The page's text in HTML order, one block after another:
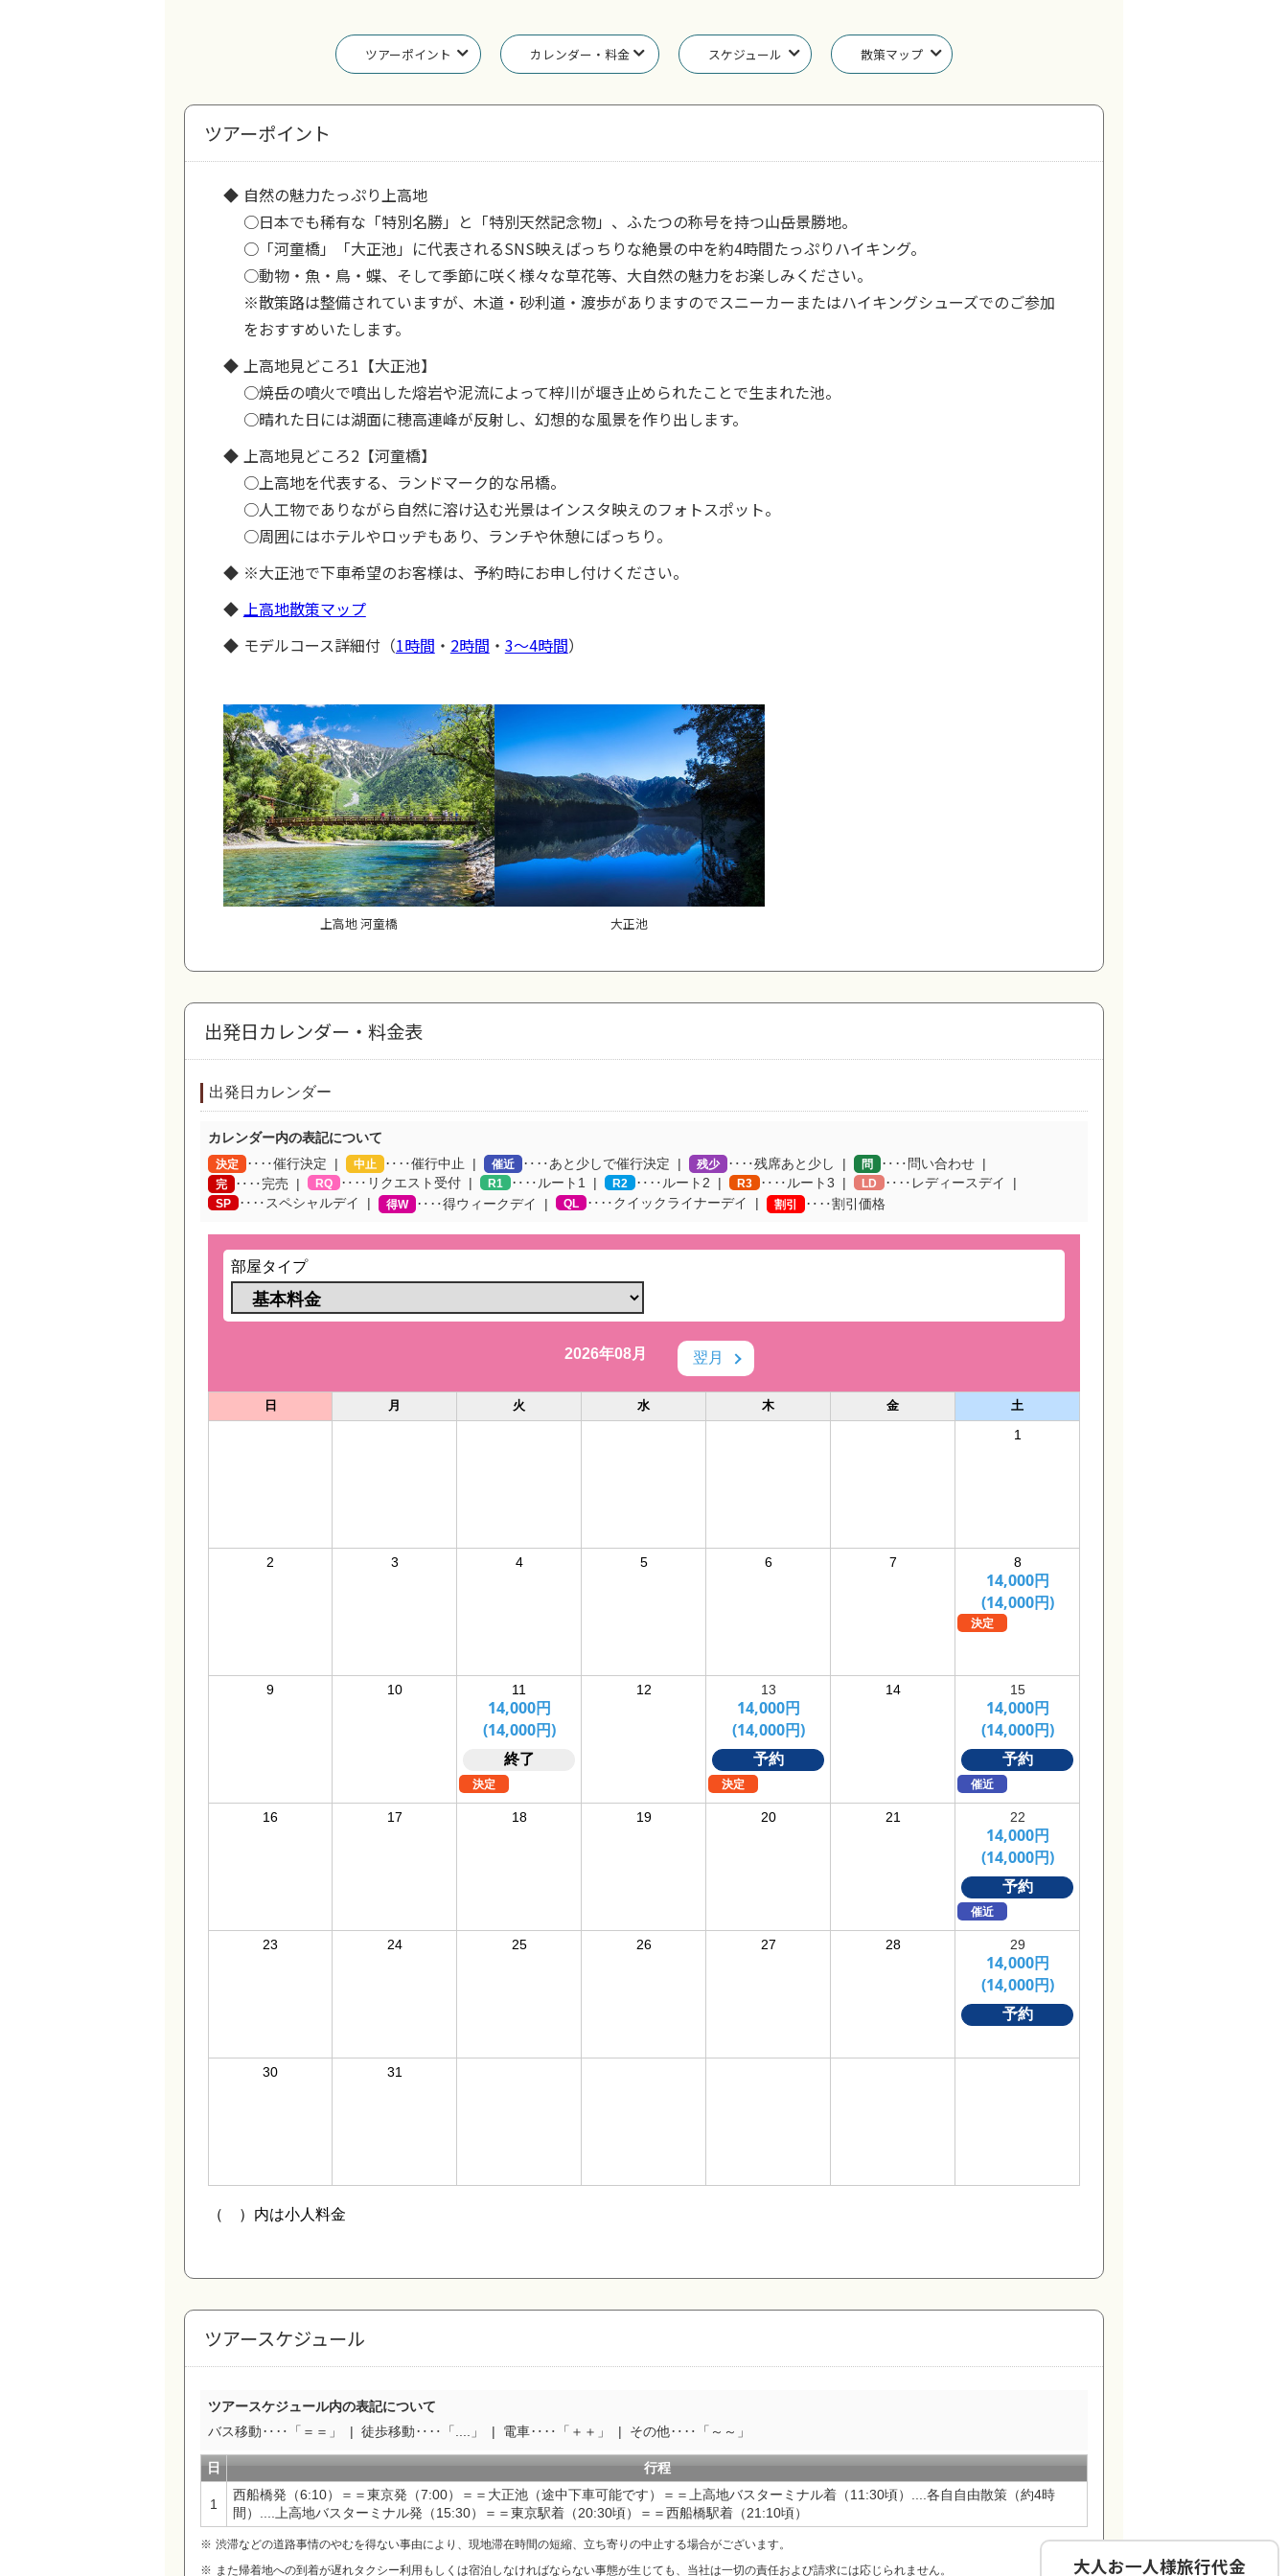
ツアーポイント カレンダー・料金 スケジュール 散策マップ
大人お一人様旅行代金
ツアーポイント
自然の魅力たっぷり上高地
○日本でも稀有な「特別名勝」と「特別天然記念物」、ふたつの称号を持つ山岳景勝地。
○「河童橋」「大正池」に代表されるSNS映えばっちりな絶景の中を約4時間たっぷりハイキング。
○動物・魚・鳥・蝶、そして季節に咲く様々な草花等、大自然の魅力をお楽しみください。
※散策路は整備されていますが、木道・砂利道・渡歩がありますのでスニーカーまたはハイキングシューズでのご参加
をおすすめいたします。
上高地見どころ1【大正池】
○焼岳の噴火で噴出した熔岩や泥流によって梓川が堰き止められたことで生まれた池。
○晴れた日には湖面に穂高連峰が反射し、幻想的な風景を作り出します。
上高地見どころ2【河童橋】
○上高地を代表する、ランドマーク的な吊橋。
○人工物でありながら自然に溶け込む光景はインスタ映えのフォトスポット。
○周囲にはホテルやロッヂもあり、ランチや休憩にばっちり。
※大正池で下車希望のお客様は、予約時にお申し付けください。
上高地散策マップ
モデルコース詳細付（1時間 ・ 2時間 ・ 3～4時間）
上高地 河童橋 大正池
出発日カレンダー・料金表
出発日カレンダー
カレンダー内の表記について
決定 ‥‥催行決定 中止 ‥‥催行中止 催近 ‥‥あと少しで催行決定 残少 ‥‥残席あと少し 問 ‥‥問い合わせ
完 ‥‥完売 RQ ‥‥リクエスト受付 R1 ‥‥ルート1 R2 ‥‥ルート2 R3 ‥‥ルート3 LD ‥‥レディースデイ
SP ‥‥スペシャルデイ 得W ‥‥得ウィークデイ QL ‥‥クイックライナーデイ 割引 ‥‥割引価格
ツアースケジュール
ツアースケジュール内の表記について
バス移動‥‥「＝＝」 徒歩移動‥‥「....」 電車‥‥「＋＋」 その他‥‥「～～」
日 行程
1
西船橋発（6:10）＝＝東京発（7:00）＝＝大正池（途中下車可能です）＝＝上高地バスターミナル着（11:30頃）....各自自由散策（約4時
間）....上高地バスターミナル発（15:30）＝＝東京駅着（20:30頃）＝＝西船橋駅着（21:10頃）
渋滞などの道路事情のやむを得ない事由により、現地滞在時間の短縮、立ち寄りの中止する場合がございます。
また帰着地への到着が遅れタクシー利用もしくは宿泊しなければならない事態が生じても、当社は一切の責任および請求には応じられません。